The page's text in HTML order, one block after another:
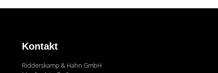
Kontakt
Ridderskamp & Hahn GmbH